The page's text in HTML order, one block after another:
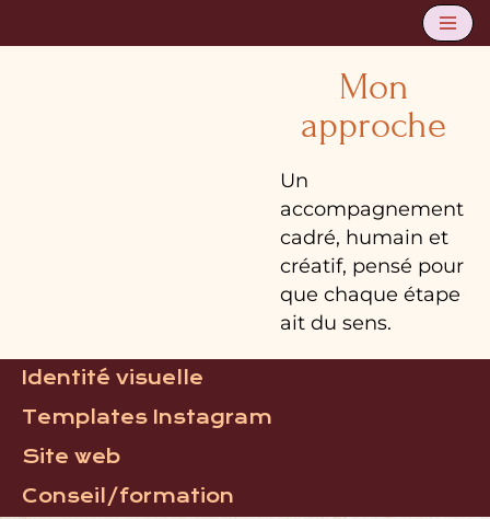
Mon
approche
Un
accompagnement
cadré, humain et
créatif, pensé pour
que chaque étape
ait du sens.
Identité visuelle
Templates Instagram
Site web
Conseil/formation